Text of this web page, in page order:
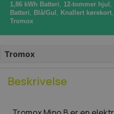
1,86 kWh Batteri, 12-tommer hjul ,
Batteri, Blå/Gul , Knallert kørekort,
Tromox
Tromox
Beskrivelse